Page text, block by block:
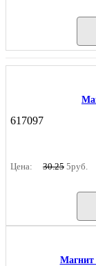
617097
Цена: 30.25 5руб.
Магнит